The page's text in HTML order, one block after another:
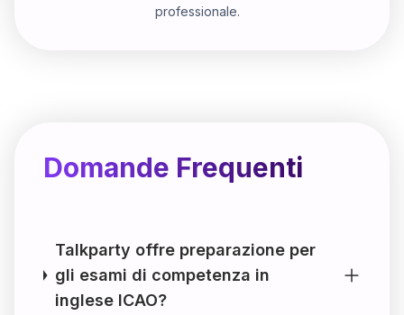
professionale.
Domande Frequenti
Talkparty offre preparazione per
gli esami di competenza in
inglese ICAO?